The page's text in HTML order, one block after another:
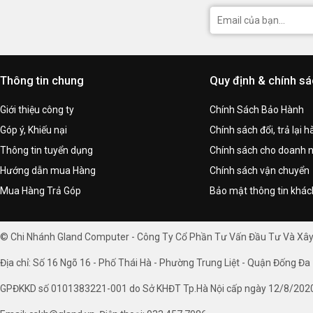
Thông tin chung
Giới thiệu công ty
Góp ý, Khiếu nại
Thông tin tuyển dụng
Hướng dẫn mua Hàng
Mua Hàng Trả Góp
Quy định & chính
Chính Sách Bảo Hành
Chính sách đổi, trả lại
Chính sách cho doanh
Chính sách vận chuyển
Bảo mật thông tin
© Chi Nhánh Gland Computer - Công Ty Cổ Phần Tư Vấn Đầu Tư Và
Địa chỉ: Số 16 Ngõ 16 - Phố Thái Hà - Phường Trung Liệt - Quận Đống Đa
GPĐKKD số 0101383221-001 do Sở KHĐT Tp.Hà Nội cấp ngày 12/8/